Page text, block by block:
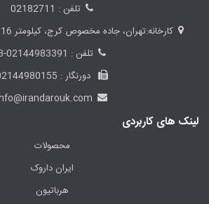
تلفن : 02182711
کارخانه:تهران، جاده مخصوص کرج، کیلومتر 16 ، نبش سه راه اندیشه
تلفن : 02144983391-3
دورنگار : 02144980155
لینک های کاربردی
محصولات
ایران داروک
هرباتیون